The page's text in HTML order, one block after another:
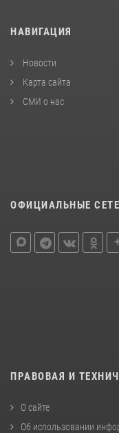
НАВИГАЦИЯ
Новости
Карта сайта
СМИ о нас
ОФИЦИАЛЬНЫЕ
ПРАВОВАЯ И
О сайте
Об использовании